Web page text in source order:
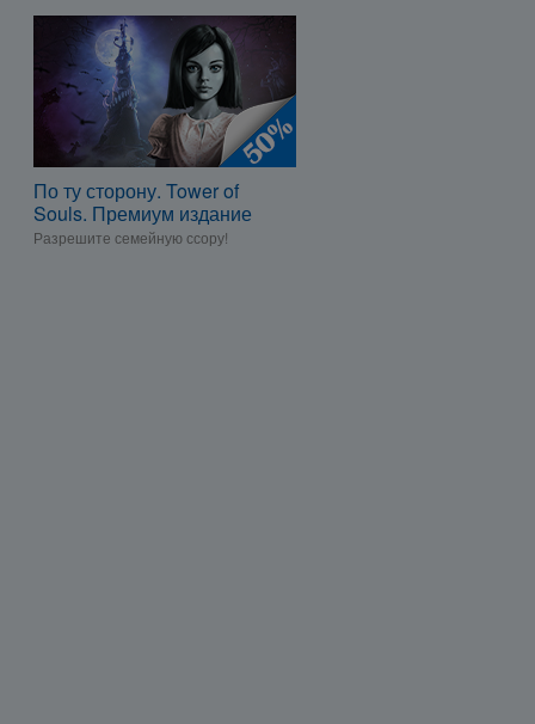
По ту сторону. Tower of
Souls. Премиум издание
Разрешите семейную ссору!